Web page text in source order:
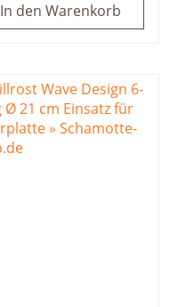
In den Warenkorb